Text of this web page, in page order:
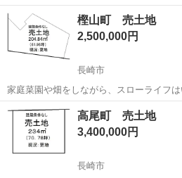
ます。
長崎 長崎市 土地販売/土地売買
樫山町 売土地
2,500,000円
長崎市
家庭菜園や畑をしながら、スローライフ
長崎 長崎市 土地販売/土地売買
高尾町 売土地
3,400,000円
長崎市